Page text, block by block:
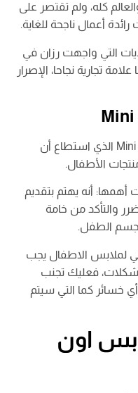
كله، ولم تقتصر على
أعمال ناجحة للغاية.
التي واجهت رزان في
تجارية نجاحا، الإصرار
بالاضافة إلى متجر ميني Mini signatures الذي استطاع أن
الأطفال.
أهمها: أنه يهتم بتقديم
والتأكد من خامة
جسم الطفل.
لملابس الاطفال يجب
فعليك تجنب
خسائر كما التي سيتم
اون